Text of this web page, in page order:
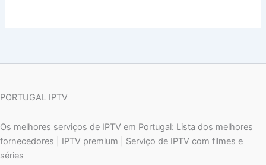
PORTUGAL IPTV
Os melhores serviços de IPTV em Portugal: Lista dos melhores
fornecedores | IPTV premium | Serviço de IPTV com filmes e
séries